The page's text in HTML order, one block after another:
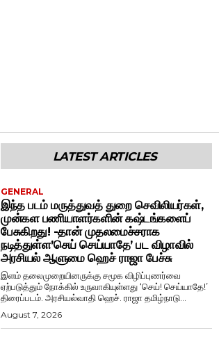
LATEST ARTICLES
GENERAL
இந்த படம் மருத்துவத் துறை செவிலியர்கள்,
முன்கள பணியாளர்களின் கஷ்டங்களைப்
பேசுகிறது! -தான் முதலமைச்சராக
நடித்துள்ள’செய் செய்யாதே’ பட விழாவில்
அரசியல் ஆளுமை ஹெச் ராஜா பேச்சு
இளம் தலைமுறையினருக்கு சமூக விழிப்புணர்வை
ஏற்படுத்தும் நோக்கில் உருவாகியுள்ளது ‘செய்! செய்யாதே!’
திரைப்படம். அரசியல்வாதி ஹெச். ராஜா தமிழ்நாடு...
August 7, 2026